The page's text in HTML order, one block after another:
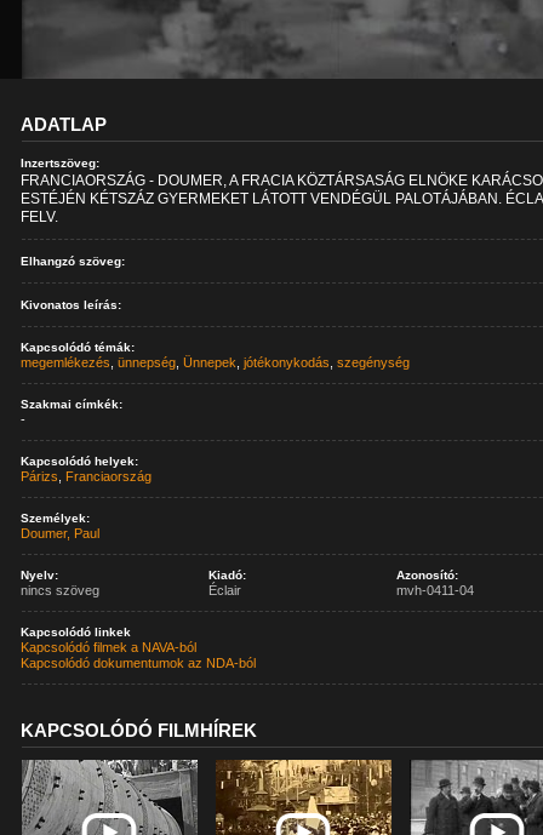
ADATLAP
Inzertszöveg:
FRANCIAORSZÁG - DOUMER, A FRACIA KÖZTÁRSASÁG ELNÖKE
ESTÉJÉN KÉTSZÁZ GYERMEKET LÁTOTT VENDÉGÜL PALOTÁJÁBAN.
FELV.
Elhangzó szöveg:
Kivonatos leírás:
Kapcsolódó témák:
megemlékezés ,ünnepség ,Ünnepek ,jótékonykodás ,szegénység
Szakmai címkék:
-
Kapcsolódó helyek:
Párizs Franciaország
Személyek:
Doumer, Paul
Nyelv:
nincs szöveg
Kiadó:
Éclair
Azonosító:
mvh-0411-04
Kapcsolódó linkek
Kapcsolódó filmek a NAVA-ból
Kapcsolódó dokumentumok az NDA-ból
KAPCSOLÓDÓ FILMHÍREK